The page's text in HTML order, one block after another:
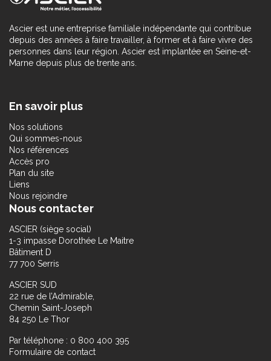
Ascier est une entreprise familiale indépendante qui contribue
depuis des années à faire travailler, à former et à faire vivre des
personnes dans leur région. Ascier est implantée en Seine-et-
Marne depuis plus de trente ans.
En savoir plus
Nos solutions
Qui sommes-nous
Nos références
Accès pro
Plan du site
Liens
Nous rejoindre
Nous contacter
ASCIER (siège social)
1-3 impasse Dorothée Le Maitre
Bâtiment D
77 700 Serris
ASCIER SUD
22 rue de l’Admirable,
Chemin Saint-Joseph
84 250 Le Thor
Par téléphone : 0 800 400 395
Formulaire de contact